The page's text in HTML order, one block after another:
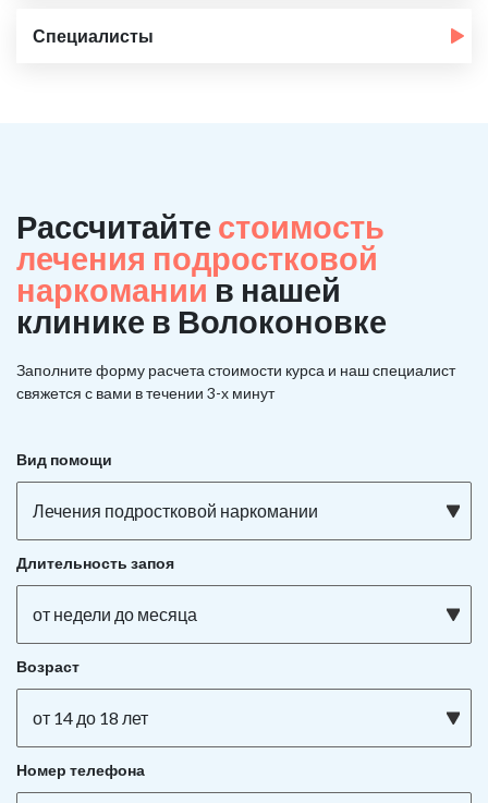
Специалисты
Рассчитайте стоимость
лечения подростковой
наркоманиив нашей
клинике в Волоконовке
Заполните форму расчета стоимости курса и наш специалист
свяжется с вами в течении 3-х минут
Вид помощи
Лечения подростковой наркомании
Длительность запоя
от недели до месяца
Возраст
от 14 до 18 лет
Номер телефона